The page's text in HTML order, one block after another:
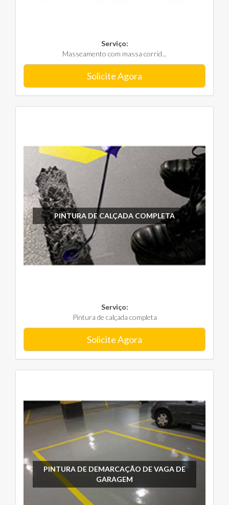
Serviço:
Masseamento com massa corrid...
Solicite Agora
PINTURA DE CALÇADA COMPLETA
Serviço:
Pintura de calçada completa
Solicite Agora
PINTURA DE DEMARCAÇÃO DE VAGA DE
GARAGEM